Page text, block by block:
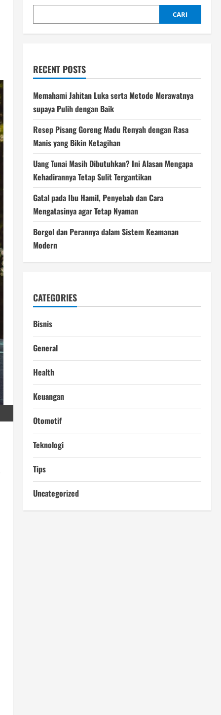
CARI
RECENT POSTS
Memahami Jahitan Luka serta Metode Merawatnya
supaya Pulih dengan Baik
Resep Pisang Goreng Madu Renyah dengan Rasa
Manis yang Bikin Ketagihan
Uang Tunai Masih Dibutuhkan? Ini Alasan Mengapa
Kehadirannya Tetap Sulit Tergantikan
Gatal pada Ibu Hamil, Penyebab dan Cara
Mengatasinya agar Tetap Nyaman
Borgol dan Perannya dalam Sistem Keamanan
Modern
CATEGORIES
Bisnis
General
Health
Keuangan
Otomotif
Teknologi
Tips
Uncategorized